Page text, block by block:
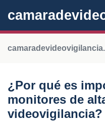
¿Por qué es
monitores de
videovigilancia?